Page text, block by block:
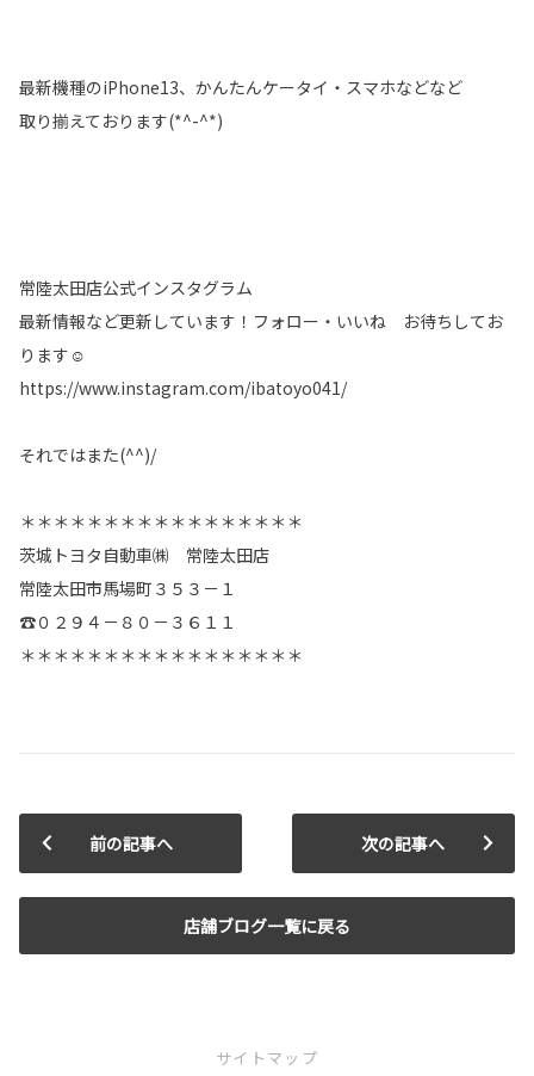
最新機種のiPhone13、かんたんケータイ・スマホなどなど
取り揃えております(*^-^*)
常陸太田店公式インスタグラム
最新情報など更新しています！フォロー・いいね お待ちしてお
ります☺
https://www.instagram.com/ibatoyo041/
それではまた(^^)/
＊＊＊＊＊＊＊＊＊＊＊＊＊＊＊＊＊
茨城トヨタ自動車㈱ 常陸太田店
常陸太田市馬場町３５３－１
☎０２９４－８０－３６１１
＊＊＊＊＊＊＊＊＊＊＊＊＊＊＊＊＊
前の記事へ
店舗ブログ一覧に戻る
次の記事へ
サイトマップ